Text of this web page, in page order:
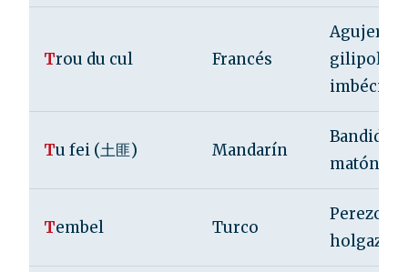
Trou du cul Francés
Agujero
gilipollas,
imbécil.
Tu fei (土匪) Mandarín
Bandido,
matón.
Tembel Turco
holgazán.